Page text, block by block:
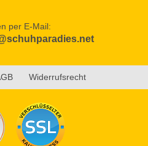
per E-Mail:
Widerrufsrecht